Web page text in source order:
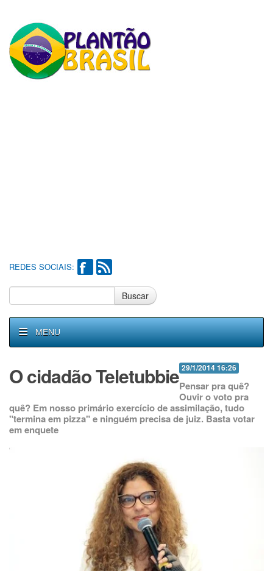
REDES SOCIAIS:
Buscar
MENU
29/1/2014 16:26
O cidadão TeletubbiePensar pra quê?
Ouvir o voto pra
quê? Em nosso primário exercício de assimilação, tudo
"termina em pizza" e ninguém precisa de juiz. Basta votar
em enquete